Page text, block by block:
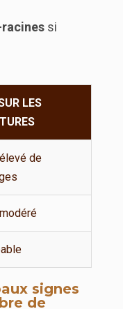
si
LES
de
signes
de